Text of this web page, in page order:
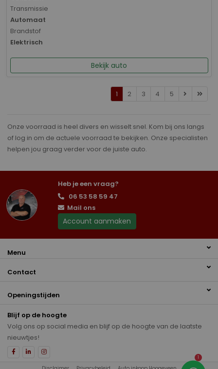
Transmissie
Automaat
Brandstof
Elektrisch
Bekijk auto
1 2 3 4 5
Onze voorraad is heel divers en wisselt snel. Kom bij ons langs
of log in om de actuele voorraad te bekijken. Onze specialisten
helpen jou graag verder voor de juiste auto.
Heb je een vraag?
06 53 58 59 47
Mail ons
Account aanmaken
Menu
Contact
Openingstijden
Blijf op de hoogte
Volg ons op social media en blijf op de hoogte van de laatste
nieuwtjes!
1